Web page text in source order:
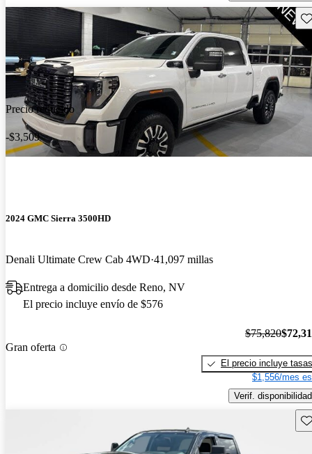
Precio reducido
-$3,509
2024 GMC Sierra 3500HD
Denali Ultimate Crew Cab 4WD 41,097 millas
Entrega a domicilio desde Reno, NV
El precio incluye envío de $576
Gran oferta
$75,820
El precio incluye tasas
$1,556/mes
Verif. disponibilidad